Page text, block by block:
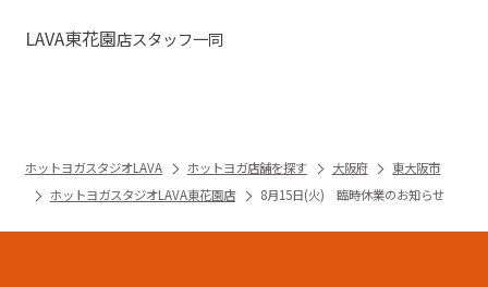
LAVA東花園店スタッフ一同
ホットヨガスタジオLAVA ホットヨガ店舗を探す 大阪府
東大阪市
ホットヨガスタジオLAVA東花園店
8月15日(火) 臨時休業のお知らせ